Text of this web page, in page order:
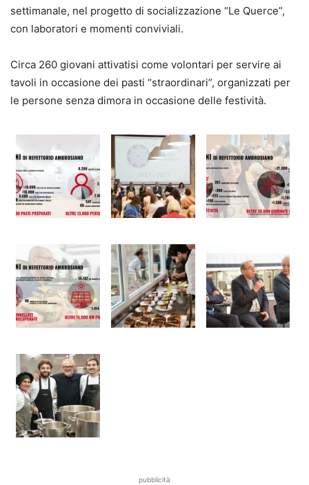
settimanale, nel progetto di socializzazione “Le Querce”,
con laboratori e momenti conviviali.
Circa 260 giovani attivatisi come volontari per servire ai
tavoli in occasione dei pasti “straordinari”, organizzati per
le persone senza dimora in occasione delle festività.
pubblicità